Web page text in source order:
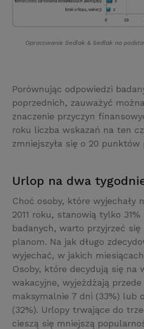
Opracowanie Sedlak &Sedlak na
Porównując odpowiedzi
poprzednich, zauważyć
znaczenie przyczyn
roku liczba wskazań na ten
zmniejszyła się o 20
Urlop na dwa
Choć osoby, które wyjechały
2011 roku, stanowią tylko
badanych, warto przyjrzeć się
planom. Na jak długo
wyjechać, w jakich
Osoby, które decydują się na
wakacyjne, wyjeżdżają
maksymalnie 7 dni (33%) lub
(32%). Urlopy trwające do
cieszą się mniejszą